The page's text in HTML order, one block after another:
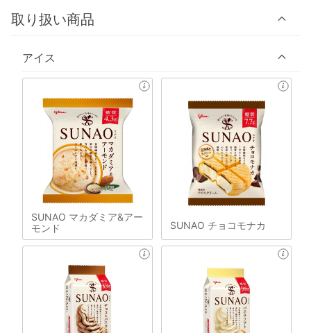
取り扱い商品
アイス
SUNAO マカダミア&アー
モンド
SUNAO チョコモナカ